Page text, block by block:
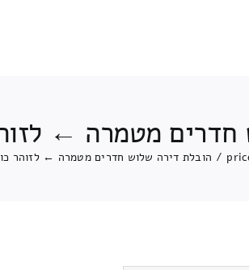
מטמרה ←
/ הובלת דירה שלוש חדרים מטמרה ← לזוהר